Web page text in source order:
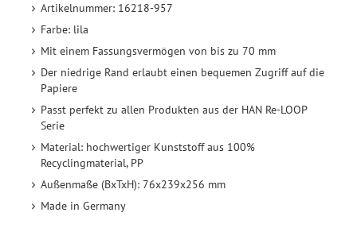
Artikelnummer: 16218-957
Farbe: lila
Mit einem Fassungsvermögen von bis zu 70 mm
Der niedrige Rand erlaubt einen bequemen Zugriff auf die
Papiere
Passt perfekt zu allen Produkten aus der HAN Re-LOOP
Serie
Material: hochwertiger Kunststoff aus 100%
Recyclingmaterial, PP
Außenmaße (BxTxH): 76x239x256 mm
Made in Germany